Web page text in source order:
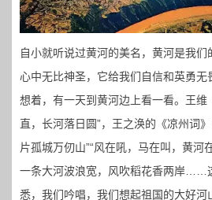
自小就听说过黄河的美名，黄河是我
心中无比神圣，它给我们自信和英勇
想着，有一天到黄河边上看一看。王维
直，长河落日圆”，王之涣的《凉州词
片孤城万仞山”“风在吼，马在叫，黄河
一条大河波浪宽，风吹稻花香两岸……
悉，我们吟唱，我们想起祖国的大好河